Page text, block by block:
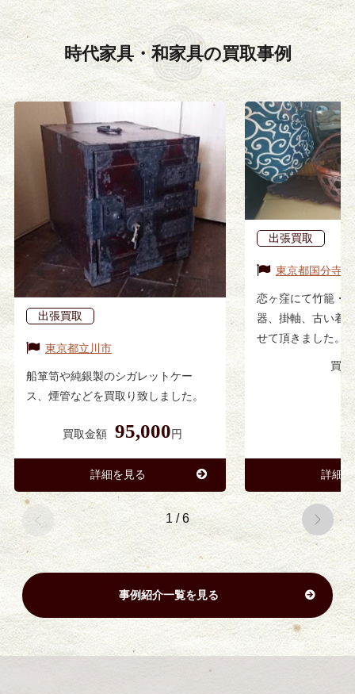
時代家具・和家具の買取事例
出張買取
東京都立川市
船箪笥や純銀製のシガレットケー
ス、煙管などを買取り致しました。
買取金額 95,000円
詳細を見る
出張買取
東京都国分寺市
恋ヶ窪にて竹籠・
器、掛軸、古い着
せて頂きました。
買
詳細
1 /6
事例紹介一覧を見る